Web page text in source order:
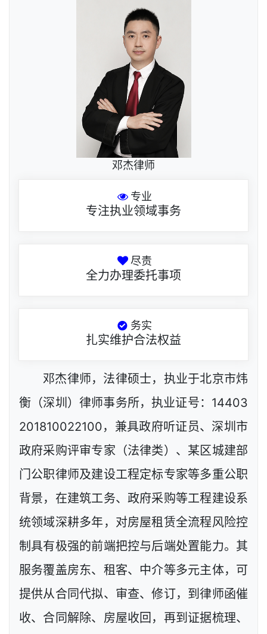
邓杰律师
专业
专注执业领域事务
尽责
全力办理委托事项
务实
扎实维护合法权益
邓杰律师，法律硕士，执业于北京市炜
衡（深圳）律师事务所，执业证号：14403
201810022100，兼具政府听证员、深圳市
政府采购评审专家（法律类）、某区城建部
门公职律师及建设工程定标专家等多重公职
背景，在建筑工务、政府采购等工程建设系
统领域深耕多年，对房屋租赁全流程风险控
制具有极强的前端把控与后端处置能力。其
服务覆盖房东、租客、中介等多元主体，可
提供从合同代拟、审查、修订，到律师函催
收、合同解除、房屋收回，再到证据梳理、